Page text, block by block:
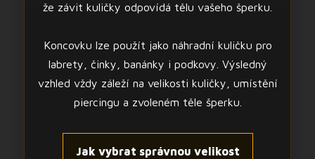
že závit kuličky odpovídá tělu vašeho šperku.
Koncovku lze použít jako náhradní kuličku pro
labrety, činky, banánky i podkovy. Výsledný
vzhled vždy záleží na velikosti kuličky, umístění
piercingu a zvoleném těle šperku.
Jak vybrat správnou velikost